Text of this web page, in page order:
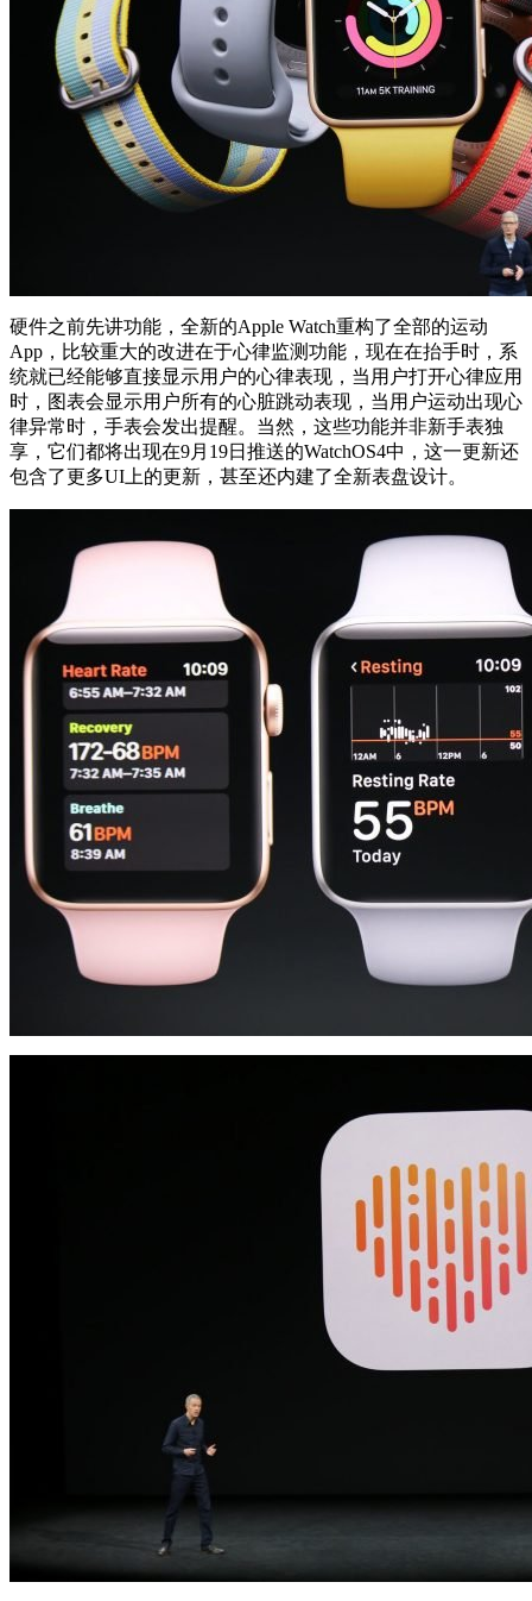
硬件之前先讲功能，全新的Apple Watch重构了全部的运动
App，比较重大的改进在于心律监测功能，现在在抬手时，系
统就已经能够直接显示用户的心律表现，当用户打开心律应用
时，图表会显示用户所有的心脏跳动表现，当用户运动出现心
律异常时，手表会发出提醒。当然，这些功能并非新手表独
享，它们都将出现在9月19日推送的WatchOS4中，这一更新还
包含了更多UI上的更新，甚至还内建了全新表盘设计。